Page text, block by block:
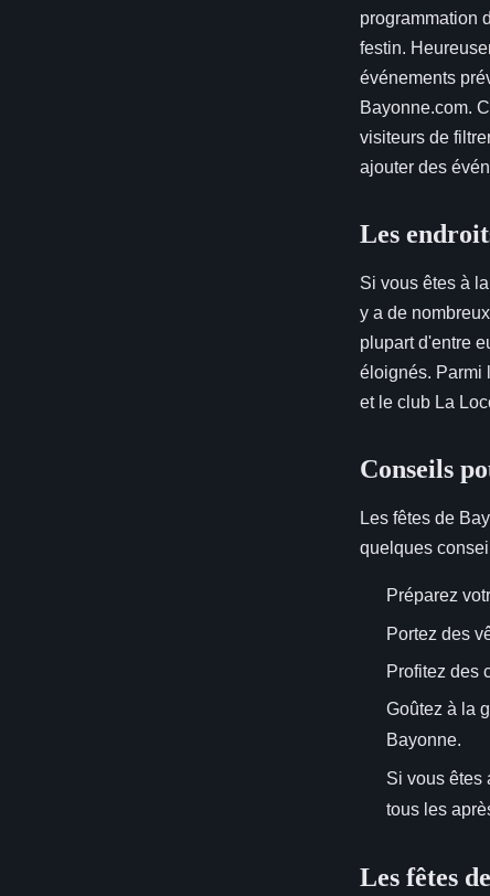
programmation
festin.
événements
Bayonne.com.
visiteurs de
ajouter des
Les
Si vous êtes à
y a de
plupart d'entre
éloignés. Parmi
et le club La
Conseils
Les fêtes de
quelques
Préparez
Portez des
Profitez des
Goûtez à la
Bayonne.
Si vous êtes
tous les
Les fêtes